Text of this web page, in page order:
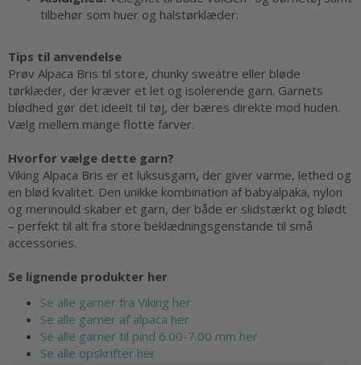
tilbehør som huer og halstørklæder.
Tips til anvendelse
Prøv Alpaca Bris til store, chunky sweatre eller bløde
tørklæder, der kræver et let og isolerende garn. Garnets
blødhed gør det ideelt til tøj, der bæres direkte mod huden.
Vælg mellem mange flotte farver.
Hvorfor vælge dette garn?
Viking Alpaca Bris er et luksusgarn, der giver varme, lethed og
en blød kvalitet. Den unikke kombination af babyalpaka, nylon
og merinould skaber et garn, der både er slidstærkt og blødt
– perfekt til alt fra store beklædningsgenstande til små
accessories.
Se lignende produkter her
Se alle garner fra Viking her
Se alle garner af alpaca her
Se alle garner til pind 6.00-7.00 mm her
Se alle opskrifter her